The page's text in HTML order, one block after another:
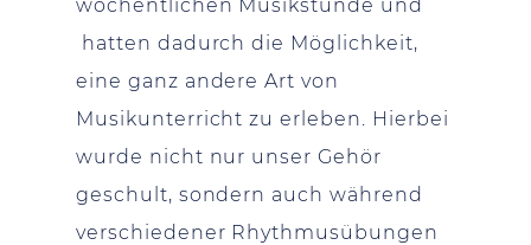
wöchentlichen Musikstunde und
hatten dadurch die Möglichkeit,
eine ganz andere Art von
Musikunterricht zu erleben. Hierbei
wurde nicht nur unser Gehör
geschult, sondern auch während
verschiedener Rhythmusübungen